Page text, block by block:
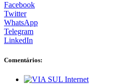
Facebook
Twitter
WhatsApp
Telegram
LinkedIn
Comentários: